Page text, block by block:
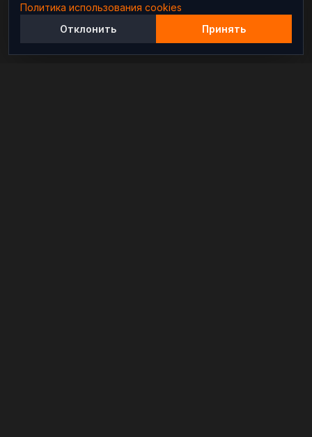
Политика использования cookies
Отклонить
Принять